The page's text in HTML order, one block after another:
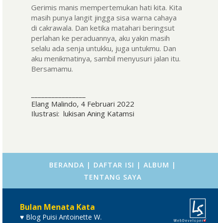
Gerimis manis mempertemukan hati kita. Kita
masih punya langit jingga sisa warna cahaya
di cakrawala. Dan ketika matahari beringsut
perlahan ke peraduannya, aku yakin masih
selalu ada senja untukku, juga untukmu. Dan
aku menikmatinya, sambil menyusuri jalan itu.
Bersamamu.
Elang Malindo, 4 Februari 2022
Ilustrasi: lukisan Aning Katamsi
BERANDA | DAFTAR ISI |ALBUM |
TENTANG SAYA
Bulan Menata Kata
♥ Blog Puisi Antoinette W.